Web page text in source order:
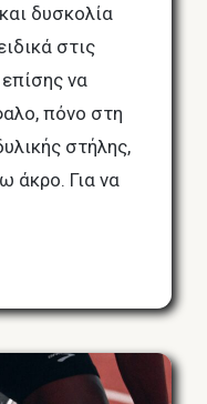
δυσκολία
στις
να
πόνο στη
στήλης,
άκρο. Για να